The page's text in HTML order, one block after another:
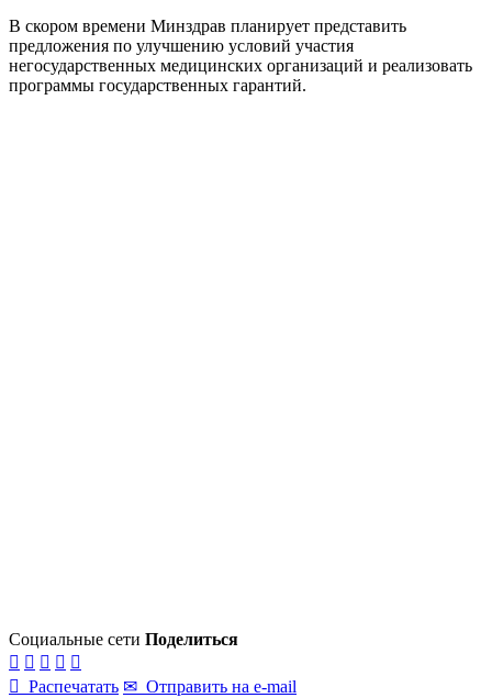
В скором времени Минздрав планирует представить
предложения по улучшению условий участия
негосударственных медицинских организаций и реализовать
программы государственных гарантий.
Социальные сети Поделиться
    
 Распечатать ✉ Отправить на e-mail